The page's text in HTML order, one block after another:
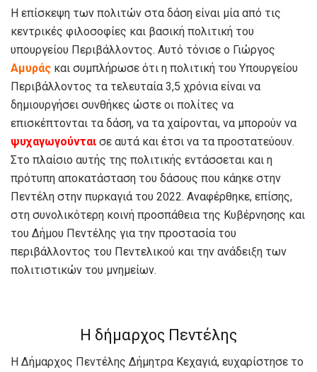
Η επίσκεψη των πολιτών στα δάση είναι μία από τις
κεντρικές φιλοσοφίες και βασική πολιτική του
υπουργείου Περιβάλλοντος. Αυτό τόνισε ο Γιώργος
Αμυράς και συμπλήρωσε ότι η πολιτική του Υπουργείου
Περιβάλλοντος τα τελευταία 3,5 χρόνια είναι να
δημιουργήσει συνθήκες ώστε οι πολίτες να
επισκέπτονται τα δάση, να τα χαίρονται, να μπορούν να
ψυχαγωγούνται σε αυτά και έτσι να τα προστατεύουν.
Στο πλαίσιο αυτής της πολιτικής εντάσσεται και η
πρότυπη αποκατάσταση του δάσους που κάηκε στην
Πεντέλη στην πυρκαγιά του 2022. Αναφέρθηκε, επίσης,
στη συνολικότερη κοινή προσπάθεια της Κυβέρνησης και
του Δήμου Πεντέλης για την προστασία του
περιβάλλοντος του Πεντελικού και την ανάδειξη των
πολιτιστικών του μνημείων.
Η δήμαρχος Πεντέλης
Η Δήμαρχος Πεντέλης Δήμητρα Κεχαγιά, ευχαρίστησε το